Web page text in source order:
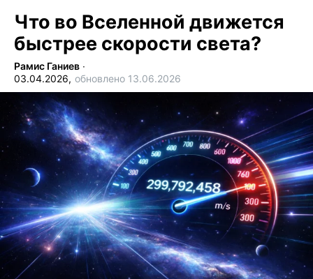
Что во Вселенной движется
быстрее скорости света?
Рамис Ганиев ∙
03.04.2026, обновлено 13.06.2026